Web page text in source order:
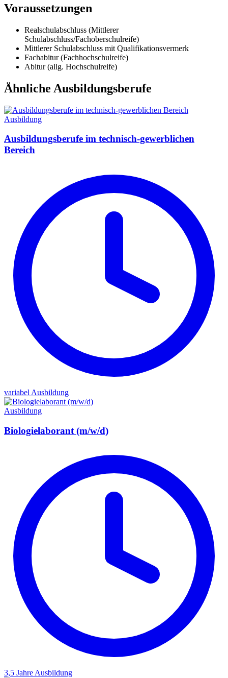
Voraussetzungen
Realschulabschluss (Mittlerer
Schulabschluss/Fachoberschulreife)
Mittlerer Schulabschluss mit Qualifikationsvermerk
Fachabitur (Fachhochschulreife)
Abitur (allg. Hochschulreife)
Ähnliche Ausbildungsberufe
Ausbildung
Ausbildungsberufe im technisch-gewerblichen
Bereich
variabel Ausbildung
Ausbildung
Biologielaborant (m/w/d)
3,5 Jahre Ausbildung